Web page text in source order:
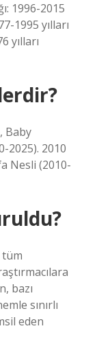
1996-2015
1995 yılları
yılları
Baby
2025). 2010
Nesli (2010-
tüm
bazı
sınırlı
eden